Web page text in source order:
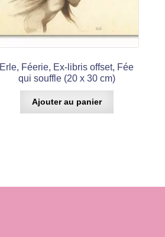
Erle, Féerie, Ex-libris offset, Fée
qui souffle (20 x 30 cm)
Ajouter au panier